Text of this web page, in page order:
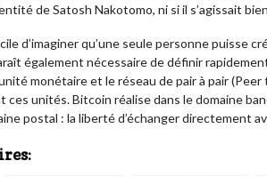
de Satosh Nakotomo, ni si il s’agissait
d’imaginer qu’une seule personne puisse
également nécessaire de définir
monétaire et le réseau de pair à pair
unités. Bitcoin réalise dans le domaine
postal : la liberté d’échanger directement